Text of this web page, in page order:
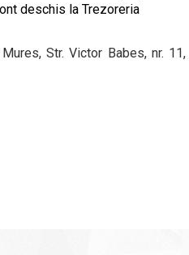
deschis la Trezoreria
Str. Victor Babes, nr. 11,